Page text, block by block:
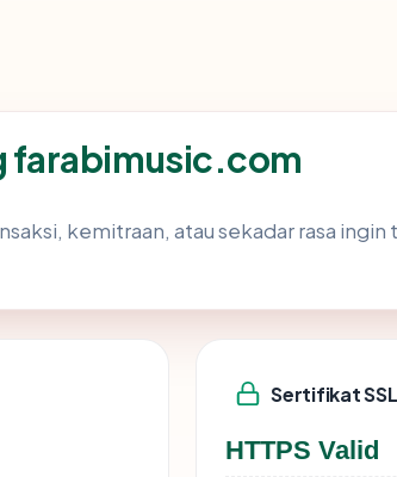
farabimusic.com
kemitraan, atau sekadar rasa
Sertifikat SSL
HTTPS Valid